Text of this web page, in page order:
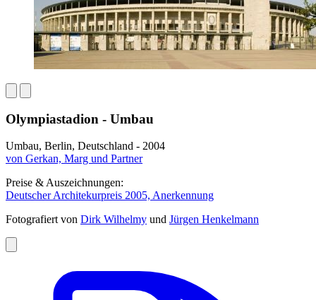
Olympiastadion - Umbau
Umbau, Berlin, Deutschland - 2004
von Gerkan, Marg und Partner
Preise & Auszeichnungen:
Deutscher Architekurpreis 2005, Anerkennung
Fotografiert von Dirk Wilhelmy und Jürgen Henkelmann